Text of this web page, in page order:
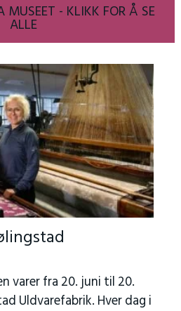
MUSEET - KLIKK FOR Å SE
ALLE
varer fra 20. juni til 20.
Uldvarefabrik. Hver dag i